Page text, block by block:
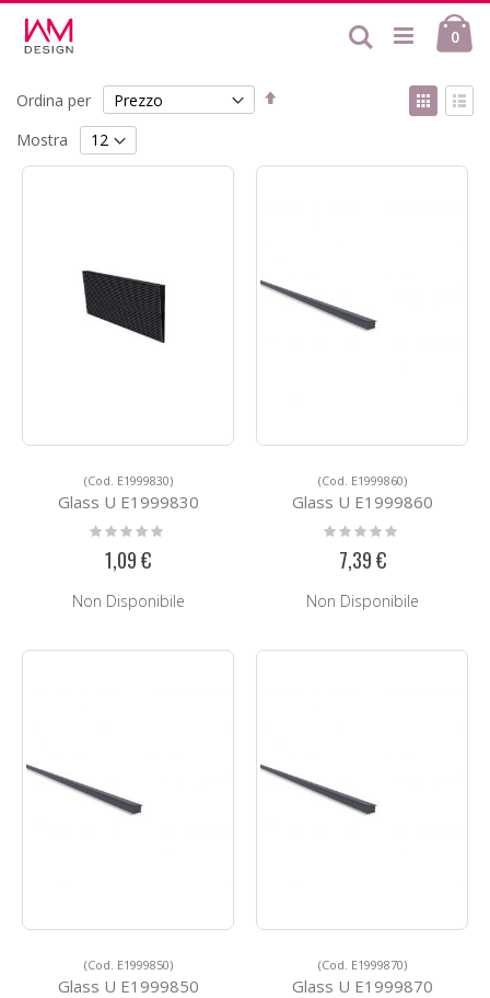
contenuto
0
Cerca
Ordina per
Imposta
come
Mostra
(Cod. E1999830)
Glass U E1999830
Rating:
0%
1,09 €
Non Disponibile
(Cod. E1999860)
Glass U E1999860
Rating:
0%
7,39 €
Non Disponibile
(Cod. E1999850)
Glass U E1999850
(Cod. E1999870)
Glass U E1999870